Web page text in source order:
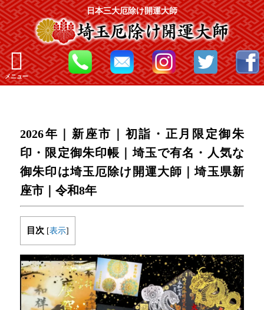
日本三大厄除け開運大師
メニュー
2026年｜新座市｜初詣・正月限定御朱
印・限定御朱印帳｜埼玉で有名・人気な
御朱印は埼玉厄除け開運大師｜埼玉県新
座市｜令和8年
目次 [表示]